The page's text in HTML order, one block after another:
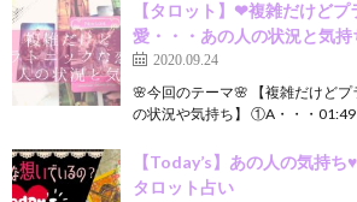
【タロット】❤複雑だけど
愛・・・あの人の状況と気持
2020.09.24
🌸今回のテーマ🌸 【複雑だけど
の状況や気持ち】 ①A・・・
【Today’s】あの人の気持
タロット占い